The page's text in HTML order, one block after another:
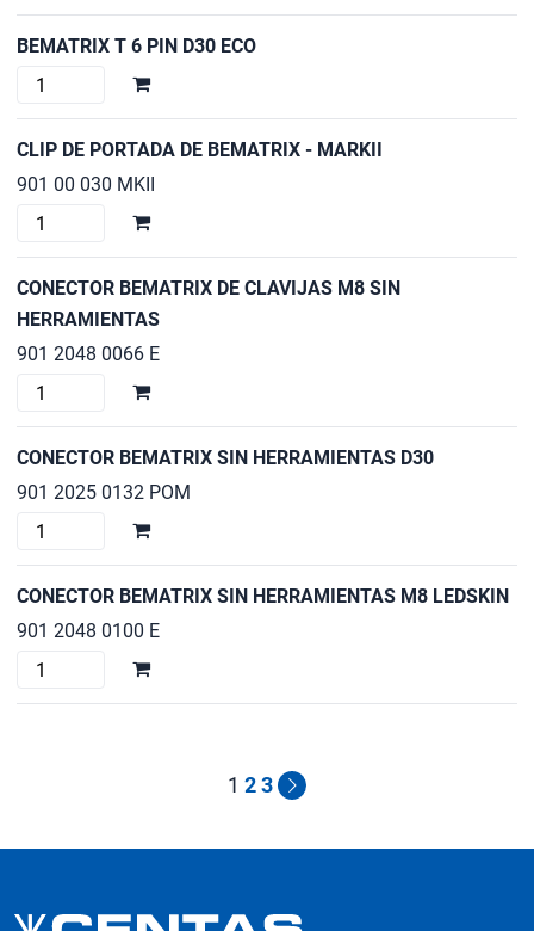
PUERTA
MKII
[0992
X
2480MM]
cantidad
BEMATRIX T 6 PIN D30 ECO
BEMATRIX
6
D30
ECO
cantidad
CLIP DE PORTADA DE BEMATRIX - MARKII
901 00 030 MKII
CLIP
PORTADA
DE
-
MARKII
cantidad
CONECTOR BEMATRIX DE CLAVIJAS M8 SIN
HERRAMIENTAS
901 2048 0066 E
CONECTOR
DE
M8
SIN
HERRAMIENTAS
cantidad
CONECTOR BEMATRIX SIN HERRAMIENTAS D30
901 2025 0132 POM
CONECTOR
SIN
D30
cantidad
CONECTOR BEMATRIX SIN HERRAMIENTAS M8 LEDSKIN
901 2048 0100 E
CONECTOR
cantidad
1 23